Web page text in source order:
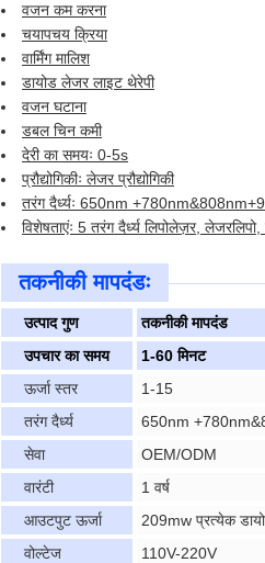
वजन कम करना
चयापचय क्रिया
वार्मिंग मालिश
डायोड लेजर लाइट थेरेपी
वजन घटाना
डबल चिन कमी
देरी का समयः 0-5s
प्रौद्योगिकीः लेजर प्रौद्योगिकी
तरंग दैर्ध्यः 650nm
विशेषताएंः 5 तरंग दैर्ध्य लिपोलेज़र,
तकनीकी मापदंडः
उत्पाद गुण
तकनीकी मापदंड
उपचार का समय
1-60 मिनट
ऊर्जा स्तर
1-15
तरंग दैर्ध्य
650nm
सेवा
OEM/ODM
वारंटी
1 वर्ष
आउटपुट ऊर्जा
209mw प्रत्येक
वोल्टेज
110V-220V